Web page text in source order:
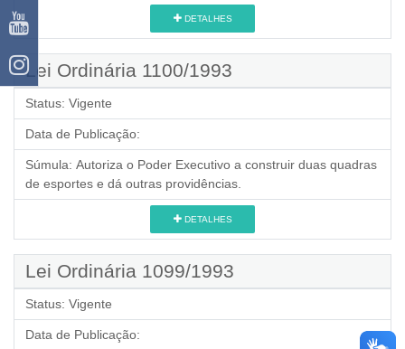
DETALHES
Lei Ordinária 1100/1993
Status: Vigente
Data de Publicação:
Súmula: Autoriza o Poder Executivo a construir duas quadras
de esportes e dá outras providências.
DETALHES
Lei Ordinária 1099/1993
Status: Vigente
Data de Publicação: